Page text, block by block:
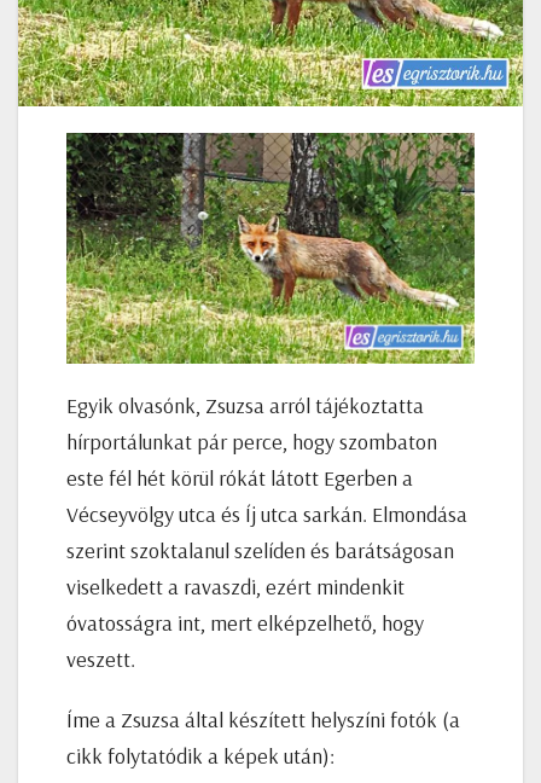
Egyik olvasónk, Zsuzsa arról tájékoztatta
hírportálunkat pár perce, hogy szombaton
este fél hét körül rókát látott Egerben a
Vécseyvölgy utca és Íj utca sarkán. Elmondása
szerint szoktalanul szelíden és barátságosan
viselkedett a ravaszdi, ezért mindenkit
óvatosságra int, mert elképzelhető, hogy
veszett.
Íme a Zsuzsa által készített helyszíni fotók (a
cikk folytatódik a képek után):